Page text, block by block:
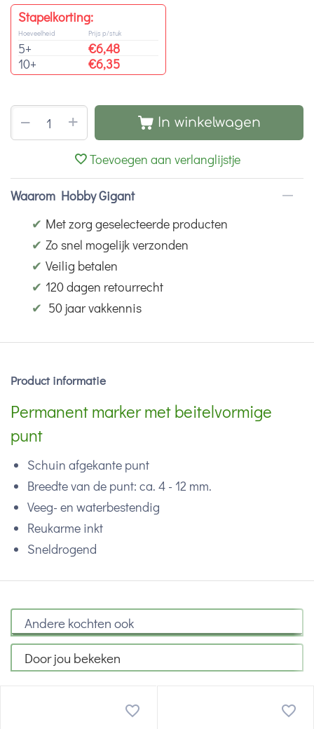
Stapelkorting:
Hoeveelheid
5+
10+
Prijs p/stuk
€6,48
€6,35
+
− In winkelwagen
Toevoegen aan verlanglijstje
Waarom Hobby Gigant
✔ Met zorg geselecteerde producten
✔ Zo snel mogelijk verzonden
✔ Veilig betalen
✔ 120 dagen retourrecht
✔ 50 jaar vakkennis
Product informatie
Permanent marker met beitelvormige
punt
Schuin afgekante punt
Breedte van de punt: ca. 4 - 12 mm.
Veeg- en waterbestendig
Reukarme inkt
Sneldrogend
Andere kochten ook
Door jou bekeken